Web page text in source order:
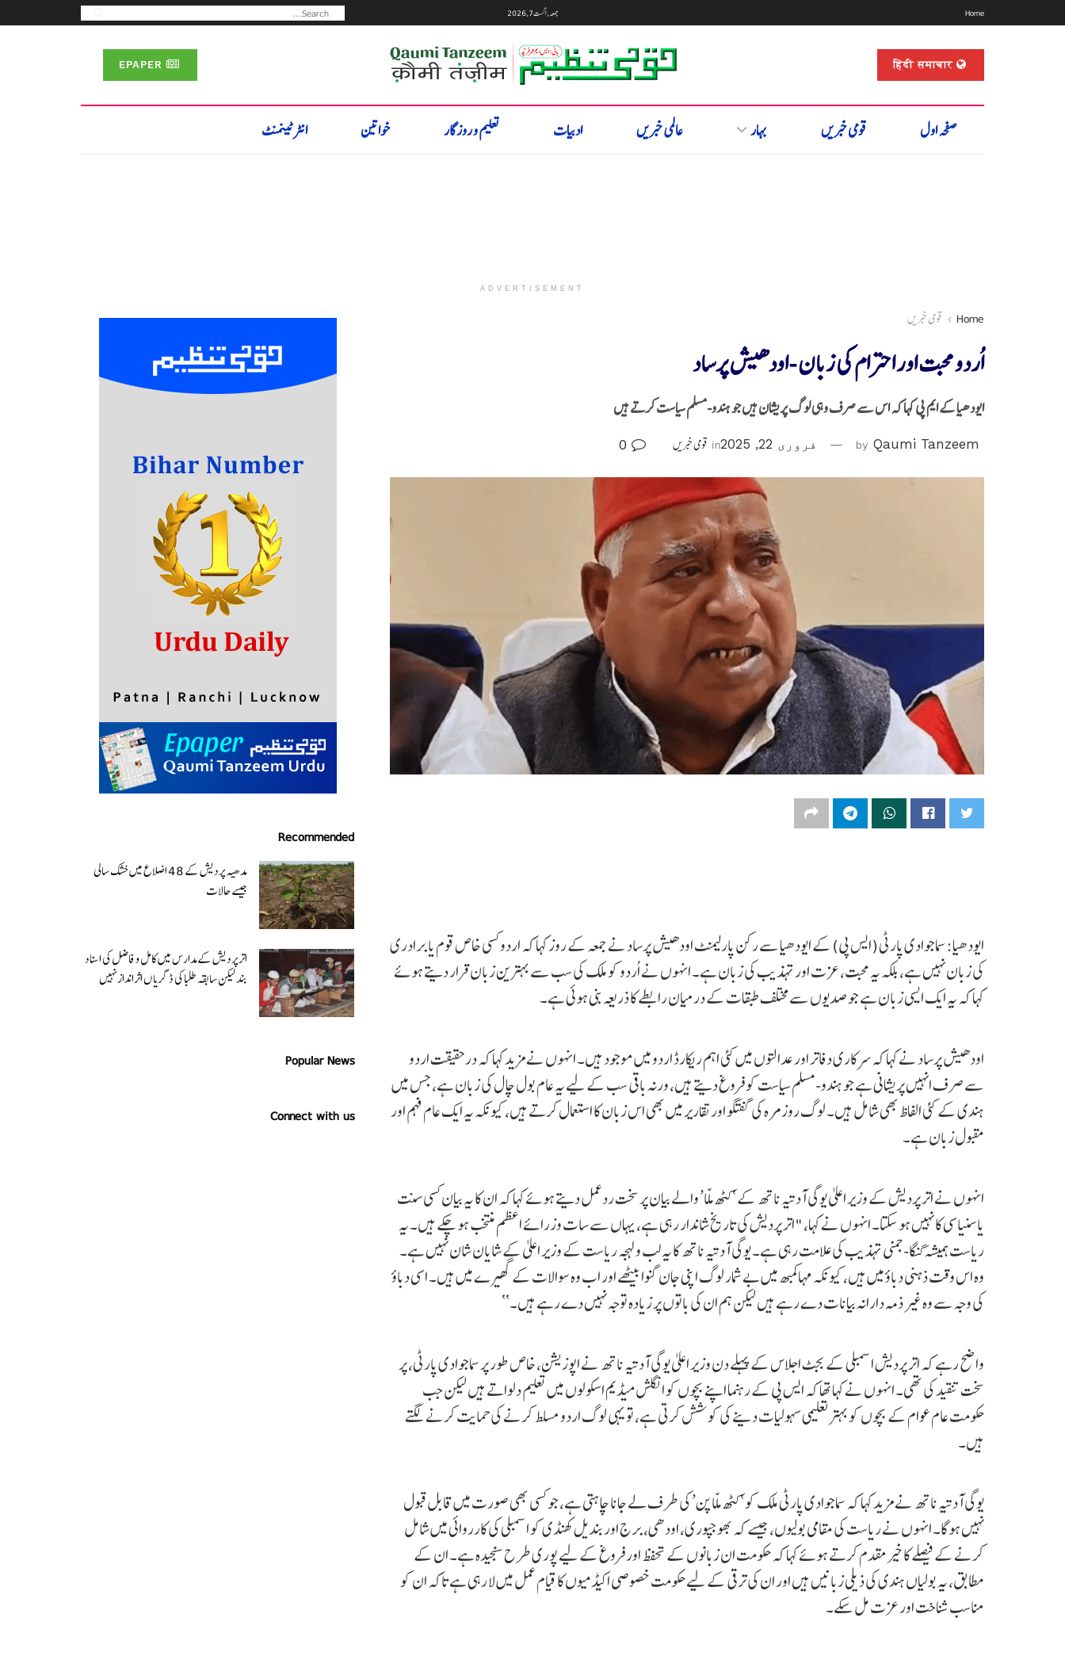
Home جمعہ, اگست 7, 2026
हिंदी समाचार
صفحہ اول قومی خبریں بہار عالمی خبریں ادبیات تعلیم و روزگار خواتین انٹرٹینمنٹ
ADVERTISEMENT
Home قومی خبریں
اُردو محبت اور احترام کی زبان -اودھیش پرساد
ایودھیا کے ایم پی کہا کہ اس سے صرف وہی لوگ پریشان ہیں جو ہندو-مسلم سیاست کرتے ہیں
by Qaumi Tanzeem فروری 22, 2025 in قومی خبریں
ایودھیا: سماجوادی پارٹی (ایس پی) کے ایودھیا سے رکن پارلیمنٹ اودھیش پرساد نے جمعہ کے روز کہا کہ اردو کسی خاص قوم یا برادری
کی زبان نہیں ہے، بلکہ یہ محبت، عزت اور تہذیب کی زبان ہے۔ انہوں نے اُردو کو ملک کی سب سے بہترین زبان قرار دیتے ہوئے
کہا کہ یہ ایک ایسی زبان ہے جو صدیوں سے مختلف طبقات کے درمیان رابطے کا ذریعہ بنی ہوئی ہے۔
اودھیش پرساد نے کہا کہ سرکاری دفاتر اور عدالتوں میں کئی اہم ریکارڈ اردو میں موجود ہیں۔ انہوں نے مزید کہا کہ درحقیقت اردو
سے صرف انہیں پریشانی ہے جو ہندو-مسلم سیاست کو فروغ دیتے ہیں، ورنہ باقی سب کے لیے یہ عام بول چال کی زبان ہے، جس میں
ہندی کے کئی الفاظ بھی شامل ہیں۔ لوگ روزمرہ کی گفتگو اور تقاریر میں بھی اس زبان کا استعمال کرتے ہیں، کیونکہ یہ ایک عام فہم اور
مقبول زبان ہے۔
انہوں نے اتر پردیش کے وزیر اعلیٰ یوگی آدتیہ ناتھ کے ‘کٹھ ملّا’ والے بیان پر سخت ردعمل دیتے ہوئے کہا کہ ان کا یہ بیان کسی سنت
یا سنیاسی کا نہیں ہو سکتا۔ انہوں نے کہا، "اتر پردیش کی تاریخ شاندار رہی ہے، یہاں سے سات وزرائے اعظم منتخب ہو چکے ہیں۔ یہ
ریاست ہمیشہ گنگا-جمنی تہذیب کی علامت رہی ہے۔ یوگی آدتیہ ناتھ کا یہ لب و لہجہ ریاست کے وزیر اعلیٰ کے شایان شان نہیں ہے۔
وہ اس وقت ذہنی دباؤ میں ہیں، کیونکہ مہاکمبھ میں بے شمار لوگ اپنی جان گنوا بیٹھے اور اب وہ سوالات کے گھیرے میں ہیں۔ اسی دباؤ
کی وجہ سے وہ غیر ذمہ دارانہ بیانات دے رہے ہیں لیکن ہم ان کی باتوں پر زیادہ توجہ نہیں دے رہے ہیں۔‘‘
واضح رہے کہ اتر پردیش اسمبلی کے بجٹ اجلاس کے پہلے دن وزیر اعلیٰ یوگی آدتیہ ناتھ نے اپوزیشن، خاص طور پر سماجوادی پارٹی، پر
سخت تنقید کی تھی۔ انہوں نے کہا تھا کہ ایس پی کے رہنما اپنے بچوں کو انگلش میڈیم اسکولوں میں تعلیم دلواتے ہیں لیکن جب
حکومت عام عوام کے بچوں کو بہتر تعلیمی سہولیات دینے کی کوشش کرتی ہے، تو یہی لوگ اردو مسلط کرنے کی حمایت کرنے لگتے
ہیں۔
یوگی آدتیہ ناتھ نے مزید کہا کہ سماجوادی پارٹی ملک کو ‘کٹھ ملّاپن’ کی طرف لے جانا چاہتی ہے، جو کسی بھی صورت میں قابل قبول
نہیں ہوگا۔ انہوں نے ریاست کی مقامی بولیوں، جیسے کہ بھوجپوری، اودھی، برج اور بندیل کھنڈی کو اسمبلی کی کارروائی میں شامل
کرنے کے فیصلے کا خیرمقدم کرتے ہوئے کہا کہ حکومت ان زبانوں کے تحفظ اور فروغ کے لیے پوری طرح سنجیدہ ہے۔ ان کے
مطابق، یہ بولیاں ہندی کی ذیلی زبانیں ہیں اور ان کی ترقی کے لیے حکومت خصوصی اکیڈمیوں کا قیام عمل میں لا رہی ہے تاکہ ان کو
مناسب شناخت اور عزت مل سکے۔
Recommended
مدھیہ پردیش کے 48 اضلاع میں خشک سالی
جیسے حالات
اتر پردیش کےمدارس میں کامل و فاضل کی اسناد
بند لیکن سابقہ طلبا کی ڈگریا ں اثرانداز نہیں
Popular News
Connect with us